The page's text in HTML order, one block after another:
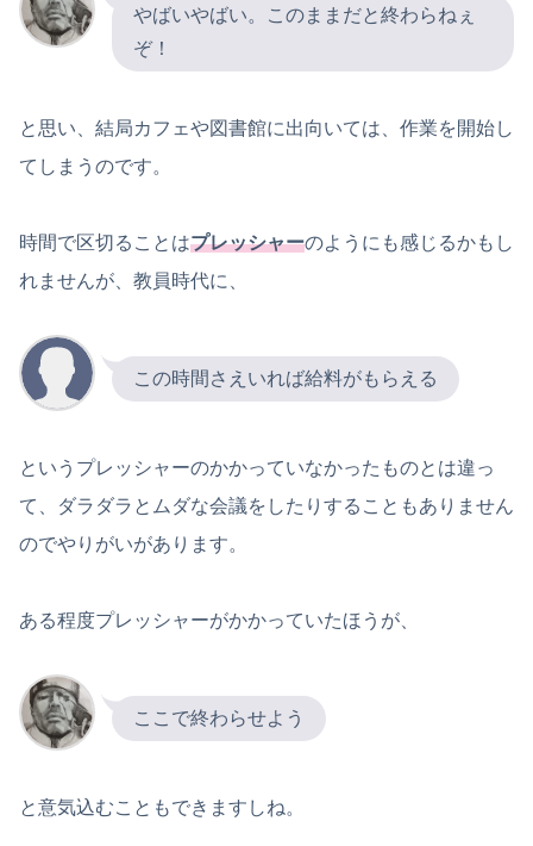
やばいやばい。このままだと終わらねぇ
ぞ！
と思い、結局カフェや図書館に出向いては、作業を開始し
てしまうのです。
時間で区切ることはプレッシャーのようにも感じるかもし
れませんが、教員時代に、
この時間さえいれば給料がもらえる
というプレッシャーのかかっていなかったものとは違っ
て、ダラダラとムダな会議をしたりすることもありません
のでやりがいがあります。
ある程度プレッシャーがかかっていたほうが、
ここで終わらせよう
と意気込むこともできますしね。